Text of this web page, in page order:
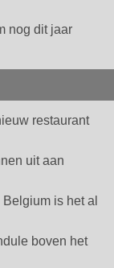
nog dit jaar
restaurant
uit aan
is het al
boven het